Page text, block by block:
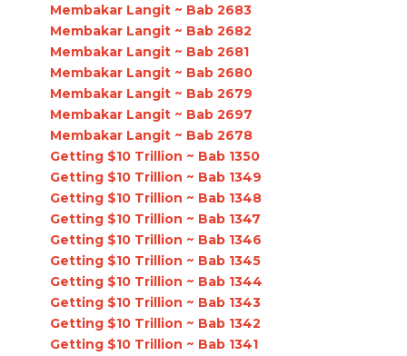
Membakar Langit ~ Bab 2683
Membakar Langit ~ Bab 2682
Membakar Langit ~ Bab 2681
Membakar Langit ~ Bab 2680
Membakar Langit ~ Bab 2679
Membakar Langit ~ Bab 2697
Membakar Langit ~ Bab 2678
Getting $10 Trillion ~ Bab 1350
Getting $10 Trillion ~ Bab 1349
Getting $10 Trillion ~ Bab 1348
Getting $10 Trillion ~ Bab 1347
Getting $10 Trillion ~ Bab 1346
Getting $10 Trillion ~ Bab 1345
Getting $10 Trillion ~ Bab 1344
Getting $10 Trillion ~ Bab 1343
Getting $10 Trillion ~ Bab 1342
Getting $10 Trillion ~ Bab 1341